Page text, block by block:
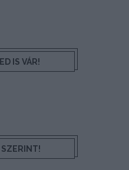
IS VÁR!
SZERINT!